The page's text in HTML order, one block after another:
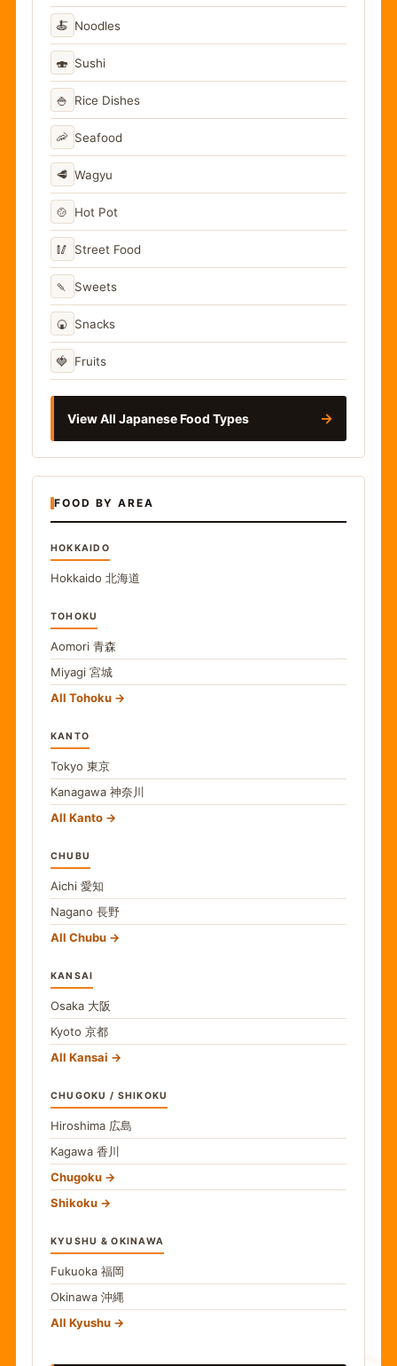
🍝 Noodles
🍣 Sushi
🍚 Rice Dishes
🦐 Seafood
🥩 Wagyu
🍲 Hot Pot
🥢 Street Food
🍡 Sweets
🍘 Snacks
🍓 Fruits
View All Japanese Food Types →
FOOD BY AREA
HOKKAIDO
Hokkaido 北海道
TOHOKU
Aomori 青森
Miyagi 宮城
All Tohoku
KANTO
Tokyo 東京
Kanagawa 神奈川
All Kanto
CHUBU
Aichi 愛知
Nagano 長野
All Chubu
KANSAI
Osaka 大阪
Kyoto 京都
All Kansai
CHUGOKU / SHIKOKU
Hiroshima 広島
Kagawa 香川
Chugoku
Shikoku
KYUSHU & OKINAWA
Fukuoka 福岡
Okinawa 沖縄
All Kyushu